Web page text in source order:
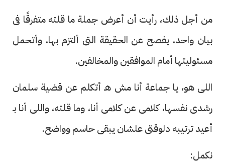
من أجل ذلك، رأيت أن أعرض جملة ما قلته متفرقًا فى
بيان واحد، يفصح عن الحقيقة التى ألتزم بها، وأتحمل
مسئوليتها أمام الموافقين والمخالفين.
اللى هو، يا جماعة أنا مش هـ أتكلم عن قضية سلمان
رشدى نفسها، كلامى عن كلامى أنا، وما قلته، واللى أنا بـ
أعيد ترتيبه دلوقتى علشان يبقى حاسم وواضح.
نكمل: